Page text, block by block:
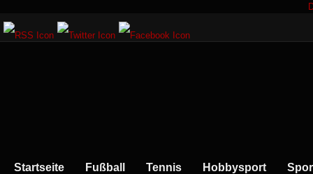
Startseite Fußball Tennis Hobbysport